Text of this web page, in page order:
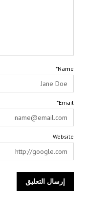
Name*
Email*
Website